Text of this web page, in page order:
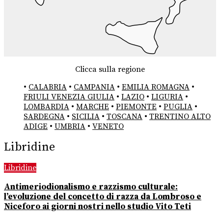
Clicca sulla regione
• CALABRIA • CAMPANIA • EMILIA ROMAGNA •
FRIULI VENEZIA GIULIA • LAZIO • LIGURIA •
LOMBARDIA • MARCHE • PIEMONTE • PUGLIA •
SARDEGNA • SICILIA • TOSCANA • TRENTINO ALTO
ADIGE • UMBRIA • VENETO
Libridine
Libridine
Antimeriodionalismo e razzismo culturale:
l’evoluzione del concetto di razza da Lombroso e
Niceforo ai giorni nostri nello studio Vito Teti